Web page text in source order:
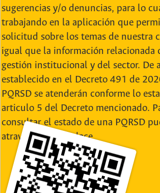
sugerencias y/o denuncias, para lo
trabajando en la aplicación que
solicitud sobre los temas de nuestra
igual que la información relacionada
gestión institucional y del sector. De
establecido en el Decreto 491 de
PQRSD se atenderán conforme lo
articulo 5 del Decreto mencionado.
consultar el estado de una PQRSD
atraves de este enlace